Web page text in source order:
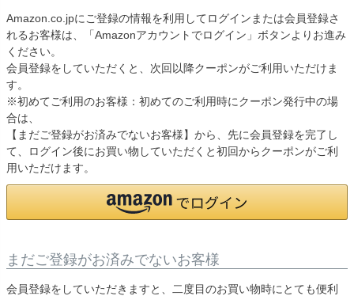
Amazon.co.jpにご登録の情報を利用してログインまたは会員登録さ
れるお客様は、「Amazonアカウントでログイン」ボタンよりお進み
ください。
会員登録をしていただくと、次回以降クーポンがご利用いただけま
す。
※初めてご利用のお客様：初めてのご利用時にクーポン発行中の場
合は、
【まだご登録がお済みでないお客様】から、先に会員登録を完了し
て、ログイン後にお買い物していただくと初回からクーポンがご利
用いただけます。
まだご登録がお済みでないお客様
会員登録をしていただきますと、二度目のお買い物時にとても便利